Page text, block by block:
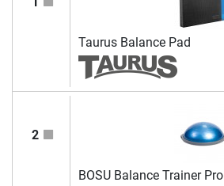
Taurus Balance Pad
2
BOSU Balance Trainer Pro